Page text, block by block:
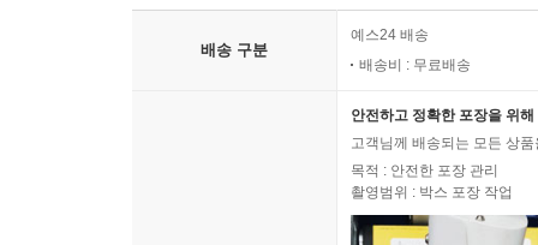
배송 구분
예스24 배송
배송비 : 무료배송
안전하고 정확한 포장을 위
고객님께 배송되는 모든 상
목적 : 안전한 포장 관리
촬영범위 : 박스 포장 작업